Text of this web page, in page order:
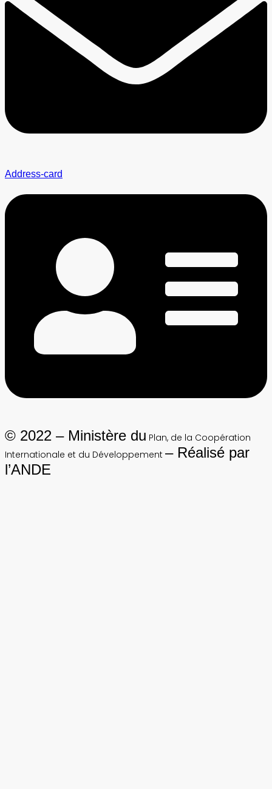
Address-card
© 2022 – Ministère du Plan, de la Coopération
Internationale et du Développement – Réalisé par
l’ANDE